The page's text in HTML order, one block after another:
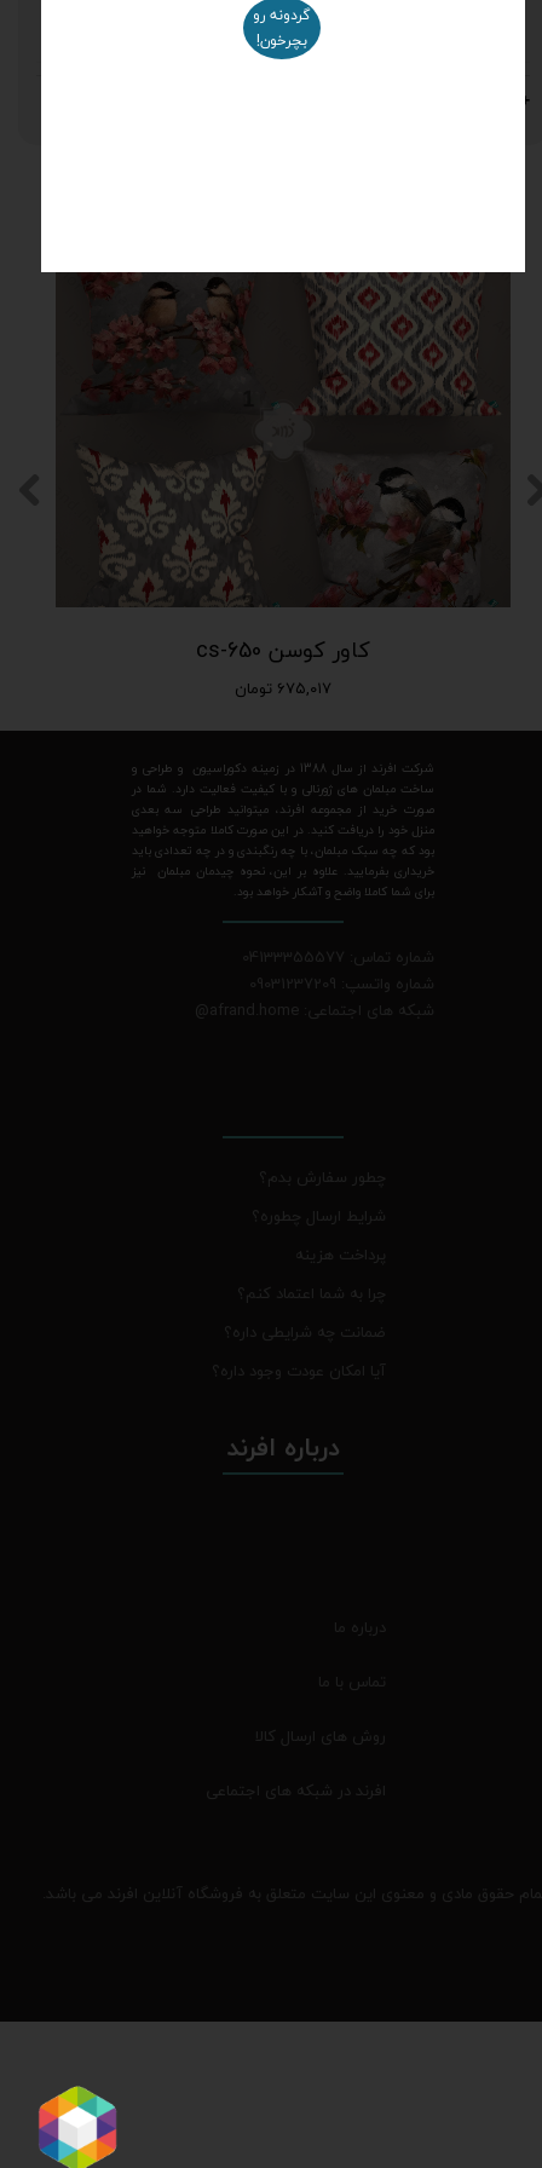
کاور کوسن cs-650
۶۷۵,۰۱۷ تومان
شرکت افرند از سال 1388 در زمینه دکوراسیون و طراحی و
ساخت مبلمان های ژورنالی و با کیفیت فعالیت دارد. شما در
صورت خرید از مجموعه افرند، میتوانید طراحی سه بعدی
منزل خود را دریافت کنید. در این صورت کاملا متوجه خواهید
بود که چه سبک مبلمان، با چه رنگبندی و در چه تعدادی باید
خریداری بفرمایید. علاوه بر این، نحوه چیدمان مبلمان نیز
برای شما کاملا واضح و آشکار خواهد بود.
شماره تماس: 04133355577
شماره واتسپ: 09031237209
شبکه های اجتماعی: afrand.home
@
چطور سفارش بدم؟
شرایط ارسال چطوره؟
پرداخت هزینه
چرا به شما اعتماد کنم؟
ضمانت چه شرایطی داره؟
آیا امکان عودت وجود داره؟
حقوق مادی و معنوی این سایت متعلق به فروشگاه آنلاین افرند می باشد.
درباره افرند
درباره ما
تماس با ما
روش های ارسال کالا
افرند در شبکه های اجتماعی
گردونه رو
بچرخون!